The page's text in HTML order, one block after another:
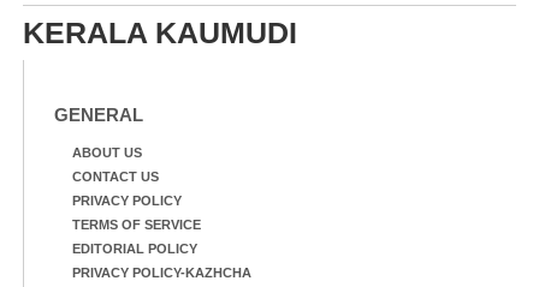
KERALA KAUMUDI
GENERAL
ABOUT US
CONTACT US
PRIVACY POLICY
TERMS OF SERVICE
EDITORIAL POLICY
PRIVACY POLICY-KAZHCHA